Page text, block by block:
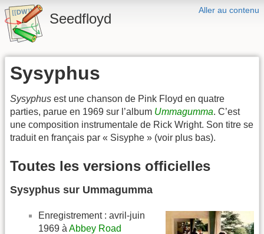
Aller au contenu
Seedfloyd
Sysyphus
Sysyphus est une chanson de Pink Floyd en quatre
parties, parue en 1969 sur l’album Ummagumma. C’est
une composition instrumentale de Rick Wright. Son titre se
traduit en français par « Sisyphe » (voir plus bas).
Toutes les versions officielles
Sysyphus sur Ummagumma
Enregistrement : avril-juin
1969 à Abbey Road